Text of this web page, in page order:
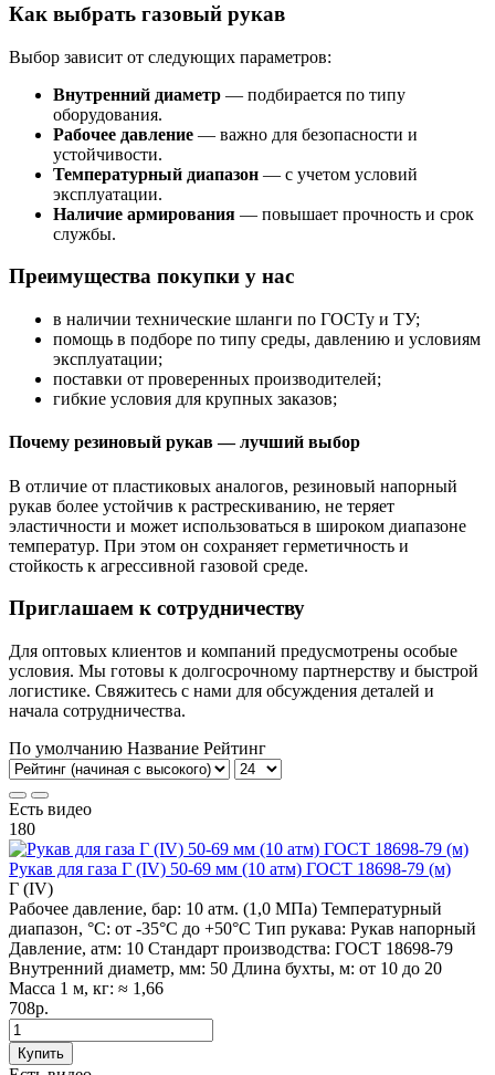
Как выбрать газовый рукав
Выбор зависит от следующих параметров:
Внутренний диаметр — подбирается по типу
оборудования.
Рабочее давление — важно для безопасности и
устойчивости.
Температурный диапазон — с учетом условий
эксплуатации.
Наличие армирования — повышает прочность и срок
службы.
Преимущества покупки у нас
в наличии технические шланги по ГОСТу и ТУ;
помощь в подборе по типу среды, давлению и условиям
эксплуатации;
поставки от проверенных производителей;
гибкие условия для крупных заказов;
Почему резиновый рукав — лучший выбор
В отличие от пластиковых аналогов, резиновый напорный
рукав более устойчив к растрескиванию, не теряет
эластичности и может использоваться в широком диапазоне
температур. При этом он сохраняет герметичность и
стойкость к агрессивной газовой среде.
Приглашаем к сотрудничеству
Для оптовых клиентов и компаний предусмотрены особые
условия. Мы готовы к долгосрочному партнерству и быстрой
логистике. Свяжитесь с нами для обсуждения деталей и
начала сотрудничества.
По умолчанию Название Рейтинг
Есть видео
180
Рукав для газа Г (IV) 50-69 мм (10 атм) ГОСТ 18698-79 (м)
Г (IV)
Рабочее давление, бар: 10 атм. (1,0 МПа) Температурный
диапазон, °C: от -35°С до +50°С Тип рукава: Рукав напорный
Давление, атм: 10 Стандарт производства: ГОСТ 18698-79
Внутренний диаметр, мм: 50 Длина бухты, м: от 10 до 20
Масса 1 м, кг: ≈ 1,66
708р.
Купить